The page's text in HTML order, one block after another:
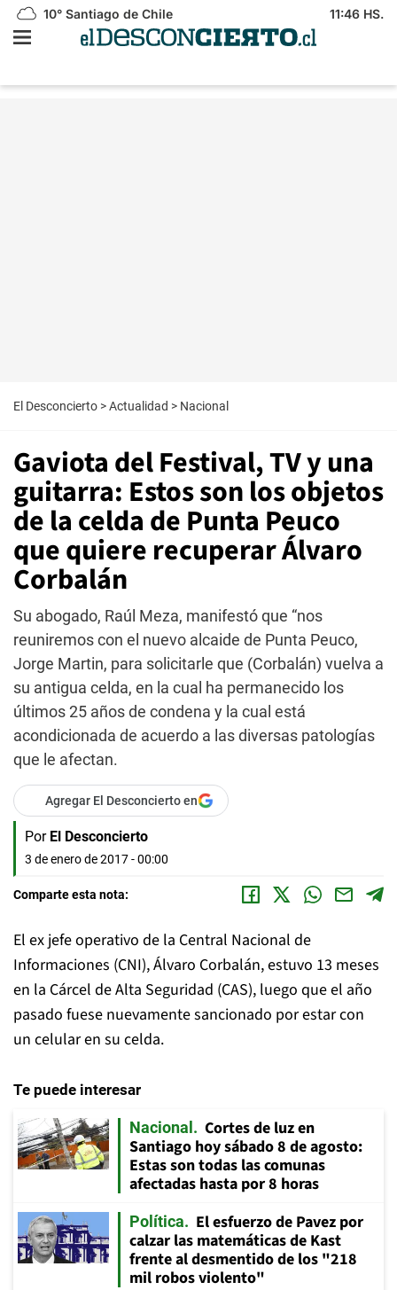
10° Santiago de Chile 11:46 HS.
El Desconcierto >Actualidad > Nacional
Gaviota del Festival, TV y una
guitarra: Estos son los objetos
de la celda de Punta Peuco
que quiere recuperar Álvaro
Corbalán
Su abogado, Raúl Meza, manifestó que “nos
reuniremos con el nuevo alcaide de Punta Peuco,
Jorge Martin, para solicitarle que (Corbalán) vuelva a
su antigua celda, en la cual ha permanecido los
últimos 25 años de condena y la cual está
acondicionada de acuerdo a las diversas patologías
que le afectan.
Agregar El Desconcierto en
Por El Desconcierto
3 de enero de 2017 - 00:00
Comparte esta nota:
El ex jefe operativo de la Central Nacional de
Informaciones (CNI), Álvaro Corbalán, estuvo 13 meses
en la Cárcel de Alta Seguridad (CAS), luego que el año
pasado fuese nuevamente sancionado por estar con
un celular en su celda.
Te puede interesar
Nacional
Cortes de luz en
Santiago hoy sábado 8 de agosto:
Estas son todas las comunas
afectadas hasta por 8 horas
Política
El esfuerzo de Pavez por
calzar las matemáticas de Kast
frente al desmentido de los "218
mil robos violento"